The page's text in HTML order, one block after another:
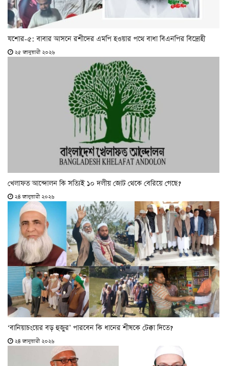
যশোর-৫: বাবার আসনে রশীদের এমপি হওয়ার পথে বাধা বিএনপির বিদ্রোহী
২৫ জানুয়ারী ২০২৬
খেলাফত আন্দোলন কি সত্যিই ১০ দলীয় জোট থেকে বেরিয়ে গেছে?
২৪ জানুয়ারী ২০২৬
‘বানিয়াচংয়ের বড় হুজুর’ পারবেন কি ধানের শীষকে টেক্কা দিতে?
২৪ জানুয়ারী ২০২৬